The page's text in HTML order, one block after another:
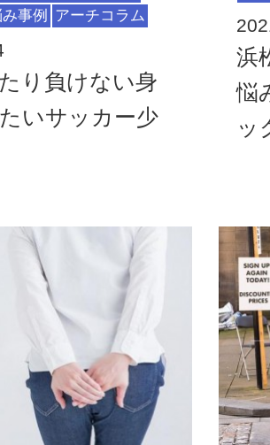
事例
アーチコラム
り負けない身
いサッカー少
浜
悩
ッ